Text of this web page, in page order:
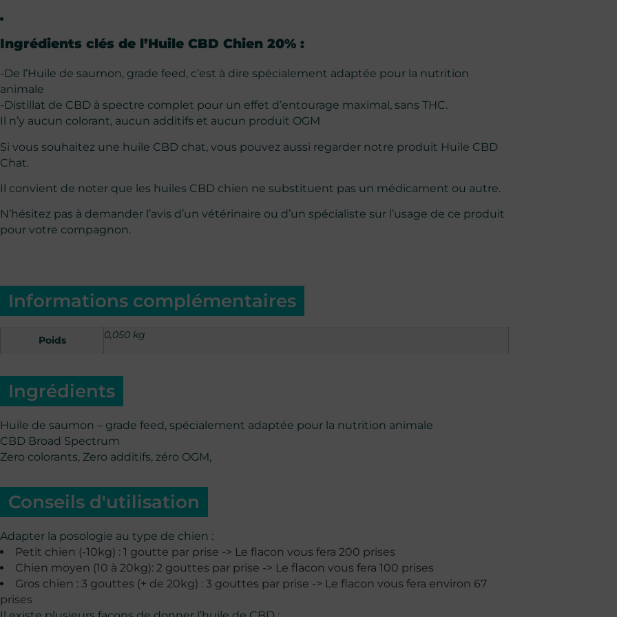
Ingrédients clés de l’Huile CBD Chien 20% :
-De l’Huile de saumon, grade feed, c’est à dire spécialement adaptée pour la nutrition
animale
-Distillat de CBD à spectre complet pour un effet d’entourage maximal, sans THC.
Il n’y aucun colorant, aucun additifs et aucun produit OGM
Si vous souhaitez une huile CBD chat, vous pouvez aussi regarder notre produit Huile CBD
Chat.
Il convient de noter que les huiles CBD chien ne substituent pas un médicament ou autre.
N’hésitez pas à demander l’avis d’un vétérinaire ou d’un spécialiste sur l’usage de ce produit
pour votre compagnon.
Informations complémentaires
Poids 0,050 kg
Ingrédients
Huile de saumon – grade feed, spécialement adaptée pour la nutrition animale
CBD Broad Spectrum
Zero colorants, Zero additifs, zéro OGM,
Conseils d'utilisation
Adapter la posologie au type de chien :
Petit chien (-10kg) : 1 goutte par prise -> Le flacon vous fera 200 prises
Chien moyen (10 à 20kg): 2 gouttes par prise -> Le flacon vous fera 100 prises
Gros chien : 3 gouttes (+ de 20kg) : 3 gouttes par prise -> Le flacon vous fera environ 67
prises